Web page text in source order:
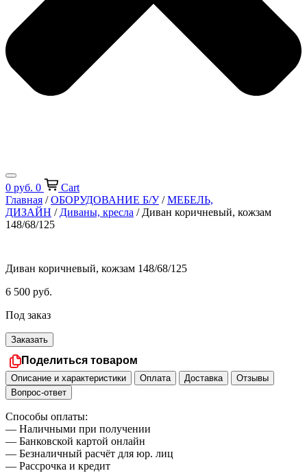
0 руб. 0
Cart
Главная /ОБОРУДОВАНИЕ Б/У/МЕБЕЛЬ,
ДИЗАЙН / Диваны, кресла / Диван коричневый, кожзам
148/68/125
Диван коричневый, кожзам 148/68/125
6 500 руб.
Под заказ
Заказать
Поделиться товаром
Описание и характеристики Оплата Доставка
Отзывы
Вопрос-ответ
Способы оплаты:
— Наличными при получении
— Банковской картой онлайн
— Безналичный расчёт для юр. лиц
— Рассрочка и кредит